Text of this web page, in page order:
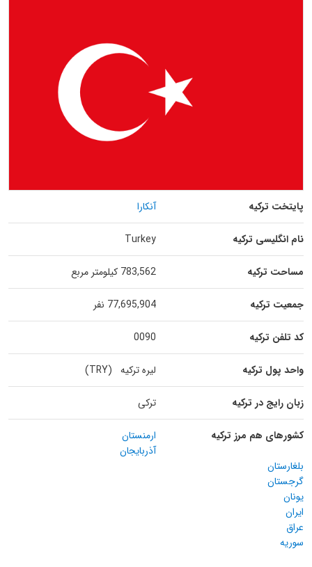
پایتخت ترکیه آنکارا
نام انگلیسی ترکیه Turkey
مساحت ترکیه 783,562 کیلومتر مربع
جمعیت ترکیه 77,695,904 نفر
کد تلفن ترکیه 0090
واحد پول ترکیه لیره ترکیه (TRY)
زبان رایج در ترکیه ترکی
کشورهای هم مرز ترکیه
ارمنستان
آذربایجان
بلغارستان
گرجستان
یونان
ایران
عراق
سوریه